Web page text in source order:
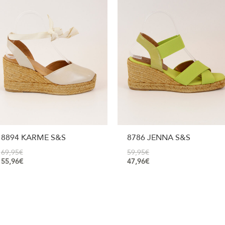
8894 KARME S&S
69,95€
55,96€
8786 JENNA S&S
59,95€
47,96€